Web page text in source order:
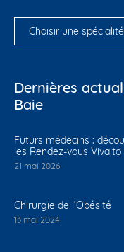
Choisir une spécialité
Dernières
Baie
Futurs médecins :
les Rendez-vous Vivalto
21 mai 2026
Chirurgie de l’Obésité
13 mai 2024